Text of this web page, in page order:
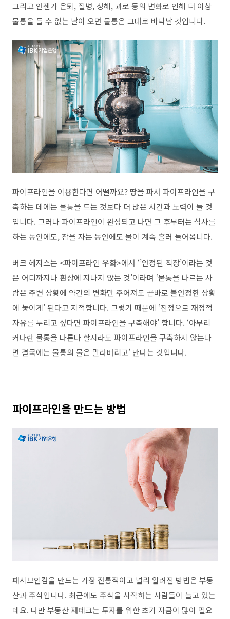
그리고 언젠가 은퇴, 질병, 상해, 과로 등의 변화로 인해 더 이상
물통을 들 수 없는 날이 오면 물통은 그대로 바닥날 것입니다.
파이프라인을 이용한다면 어떨까요? 땅을 파서 파이프라인을 구
축하는 데에는 물통을 드는 것보다 더 많은 시간과 노력이 들 것
입니다. 그러나 파이프라인이 완성되고 나면 그 후부터는 식사를
하는 동안에도, 잠을 자는 동안에도 물이 계속 흘러 들어옵니다.
버크 헤지스는 <파이프라인 우화>에서 ‘’안정된 직장’이라는 것
은 어디까지나 환상에 지나지 않는 것’이라며 ‘뭍통을 나르는 사
람은 주변 상황에 약간의 변화만 주어져도 곧바로 불안정한 상황
에 놓이게’ 된다고 지적합니다. 그렇기 때문에 ‘진정으로 재정적
자유를 누리고 싶다면 파이프라인을 구축해야’ 합니다. ‘아무리
커다란 물통을 나른다 할지라도 파이프라인을 구축하지 않는다
면 결국에는 물통의 물은 말라버리고’ 만다는 것입니다.
파이프라인을 만드는 방법
패시브인컴을 만드는 가장 전통적이고 널리 알려진 방법은 부동
산과 주식입니다. 최근에도 주식을 시작하는 사람들이 늘고 있는
데요. 다만 부동산 재테크는 투자를 위한 초기 자금이 많이 필요